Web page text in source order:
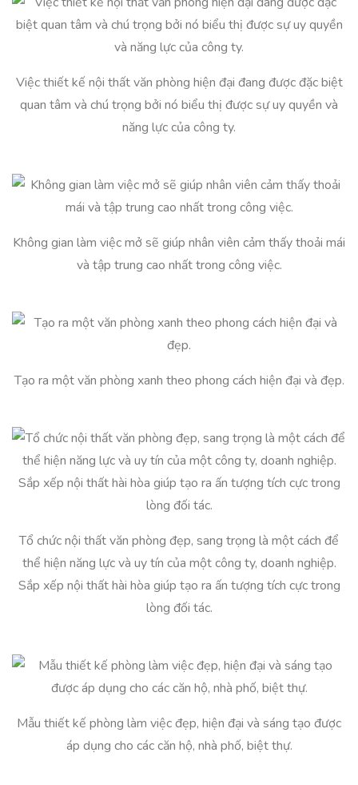
Việc thiết kế nội thất văn phòng hiện đại đang được đặc biệt
quan tâm và chú trọng bởi nó biểu thị được sự uy quyền và
năng lực của công ty.
Không gian làm việc mở sẽ giúp nhân viên cảm thấy thoải mái
và tập trung cao nhất trong công việc.
Tạo ra một văn phòng xanh theo phong cách hiện đại và đẹp.
Tổ chức nội thất văn phòng đẹp, sang trọng là một cách để
thể hiện năng lực và uy tín của một công ty, doanh nghiệp.
Sắp xếp nội thất hài hòa giúp tạo ra ấn tượng tích cực trong
lòng đối tác.
Mẫu thiết kế phòng làm việc đẹp, hiện đại và sáng tạo được
áp dụng cho các căn hộ, nhà phố, biệt thự.